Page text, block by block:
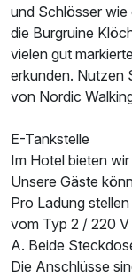
Suite/n
und Schlösser wie
die Burgruine
vielen gut
erkunden. Nutzen
von Nordic
E-Tankstelle
Im Hotel bieten
Unsere Gäste
Pro Ladung
vom Typ 2 / 220
A. Beide
Die Anschlüsse